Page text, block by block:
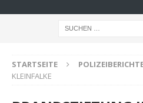
STARTSEITE
KLEINFALKE